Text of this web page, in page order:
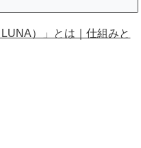
）」とは｜仕組みと